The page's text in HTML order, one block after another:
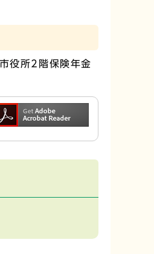
役所2階保険年金